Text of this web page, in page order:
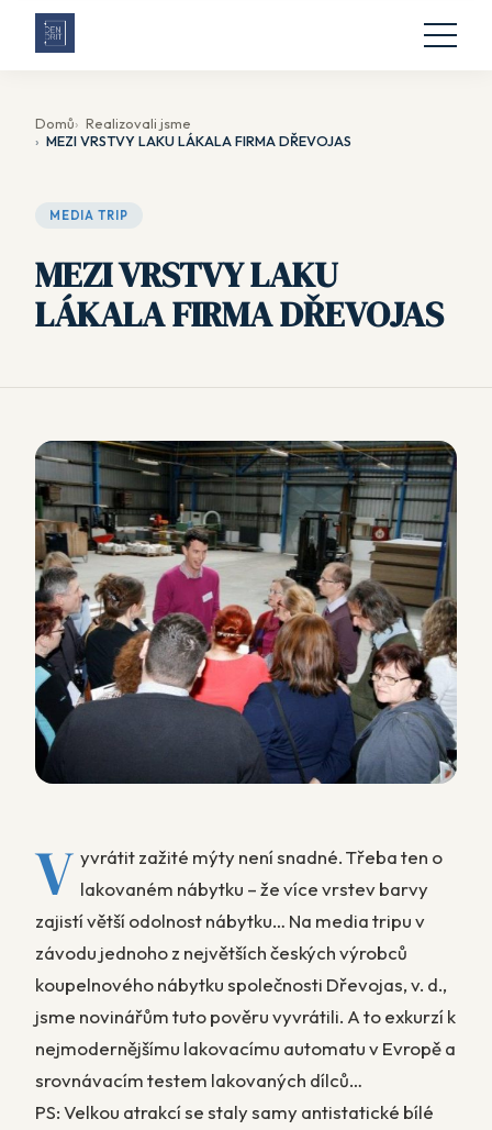
Domů
Realizovali jsme
MEZI VRSTVY LAKU LÁKALA FIRMA DŘEVOJAS
MEDIA TRIP
MEZI VRSTVY LAKU
LÁKALA FIRMA DŘEVOJAS
V yvrátit zažité mýty není snadné. Třeba ten o
lakovaném nábytku – že více vrstev barvy
zajistí větší odolnost nábytku… Na media tripu v
závodu jednoho z největších českých výrobců
koupelnového nábytku společnosti Dřevojas, v. d.,
jsme novinářům tuto pověru vyvrátili. A to exkurzí k
nejmodernějšímu lakovacímu automatu v Evropě a
srovnávacím testem lakovaných dílců…
PS: Velkou atrakcí se staly samy antistatické bílé